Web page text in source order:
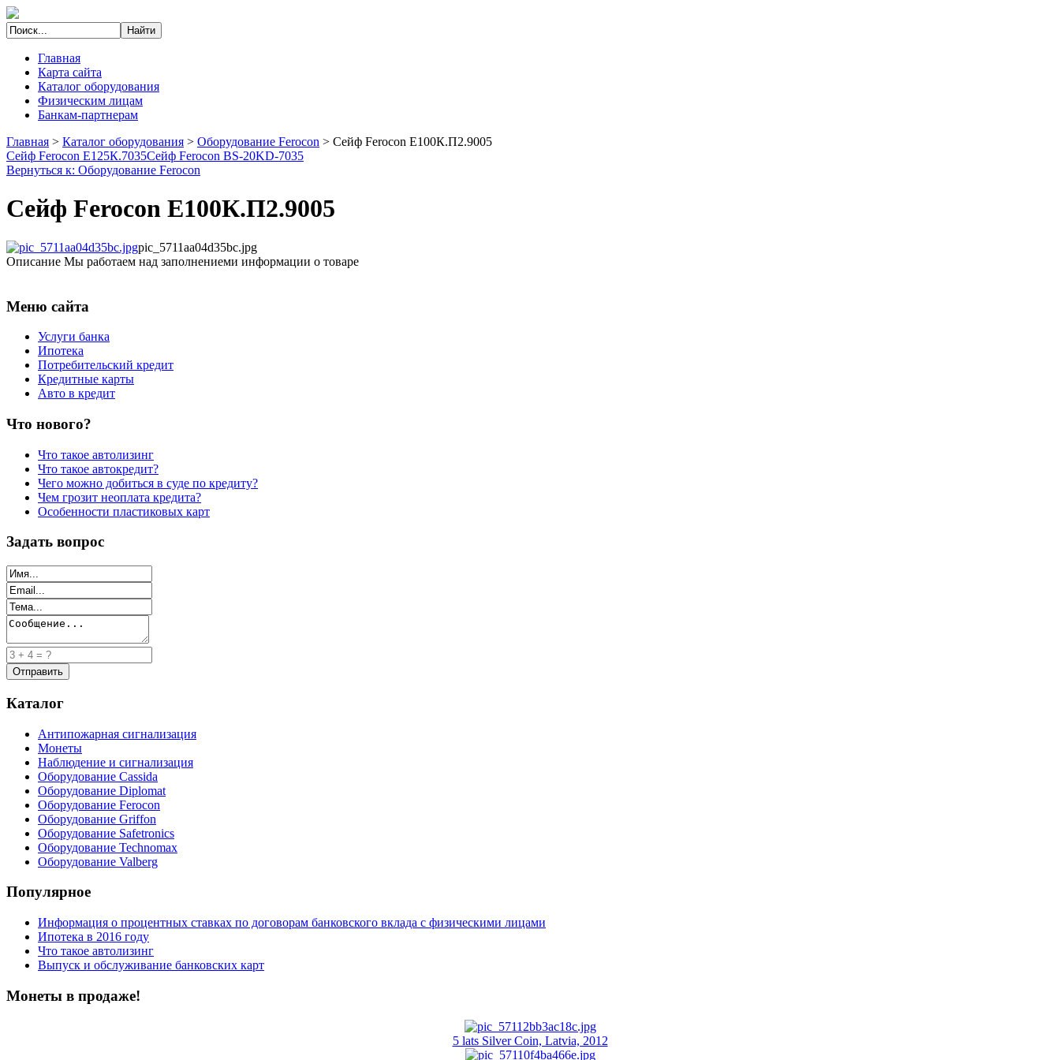
Главная
Карта сайта
Каталог оборудования
Физическим лицам
Банкам-партнерам
Главная > Каталог оборудования > Оборудование Ferocon > Сейф Ferocon Е100К.П2.9005
Сейф Ferocon Е125К.7035Сейф Ferocon BS-20KD-7035
Вернуться к: Оборудование Ferocon
Сейф Ferocon Е100К.П2.9005
pic_5711aa04d35bc.jpg
Описание Мы работаем над заполнениеми информации о товаре
Меню сайта
Услуги банка
Ипотека
Потребительский кредит
Кредитные карты
Авто в кредит
Что нового?
Что такое автолизинг
Что такое автокредит?
Чего можно добиться в суде по кредиту?
Чем грозит неоплата кредита?
Особенности пластиковых карт
Задать вопрос
Каталог
Антипожарная сигнализация
Монеты
Наблюдение и сигнализация
Оборудование Cassida
Оборудование Diplomat
Оборудование Ferocon
Оборудование Griffon
Оборудование Safetronics
Оборудование Technomax
Оборудование Valberg
Популярное
Информация о процентных ставках по договорам банковского вклада с физическими лицами
Ипотека в 2016 году
Что такое автолизинг
Выпуск и обслуживание банковских карт
Монеты в продаже!
5 lats Silver Coin, Latvia, 2012